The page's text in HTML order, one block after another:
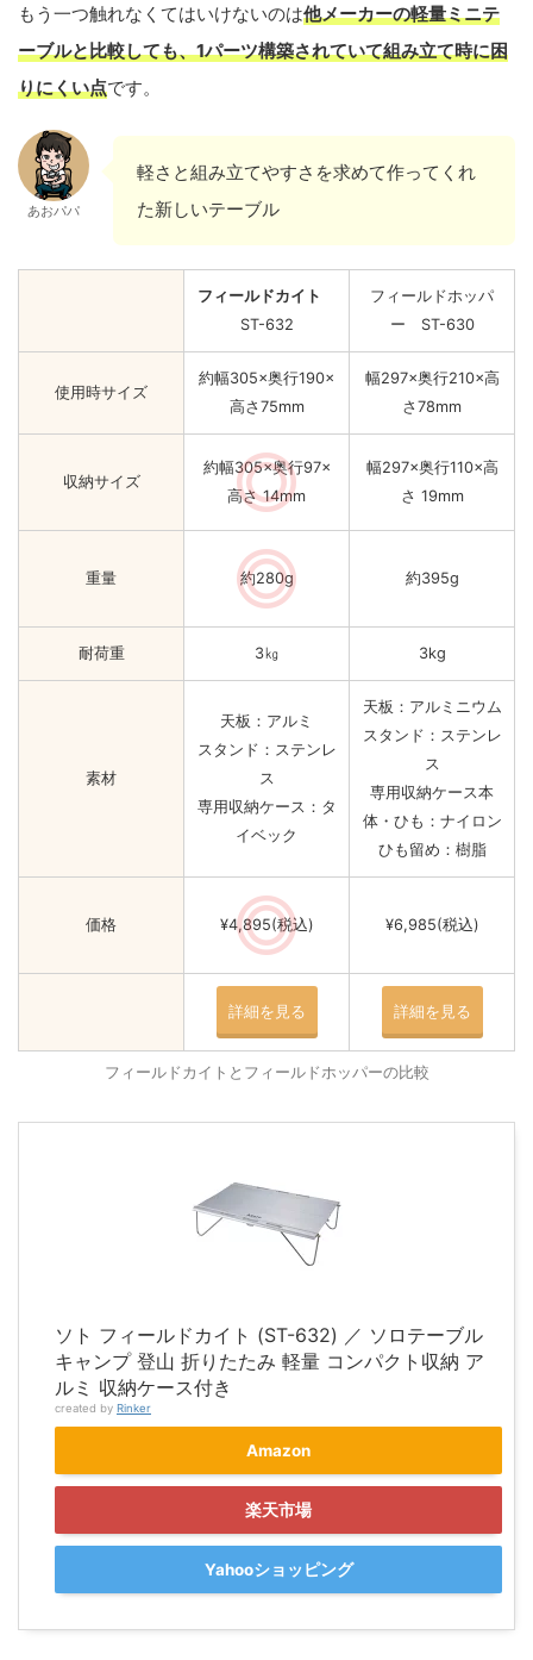
もう一つ触れなくてはいけないのは他メーカーの軽量ミニテ
ーブルと比較しても、1パーツ構築されていて組み立て時に困
りにくい点です。
あおパパ
軽さと組み立てやすさを求めて作ってくれ
た新しいテーブル
フィールドカイト
ST-632
フィールドホッパ
ー ST-630
使用時サイズ
約幅305×奥行190×
高さ75mm
幅297×奥行210×高
さ78mm
収納サイズ
約幅305×奥行97×
高さ 14mm
幅297×奥行110×高
さ 19mm
重量 約280g 約395g
耐荷重 3㎏ 3kg
素材
天板：アルミ
スタンド：ステンレ
ス
専用収納ケース：タ
イベック
天板：アルミニウム
スタンド：ステンレ
ス
専用収納ケース本
体・ひも：ナイロン
ひも留め：樹脂
価格 ¥4,895(税込) ¥6,985(税込)
詳細を見る 詳細を見る
フィールドカイトとフィールドホッパーの比較
ソト フィールドカイト (ST-632) ／ ソロテーブル
キャンプ 登山 折りたたみ 軽量 コンパクト収納 ア
ルミ 収納ケース付き
created by Rinker
Amazon
楽天市場
Yahooショッピング